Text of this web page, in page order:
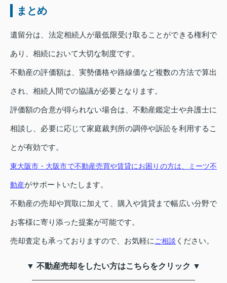
まとめ
遺留分は、法定相続人が最低限受け取ることができる権利で
あり、相続において大切な制度です。
不動産の評価額は、実勢価格や路線価など複数の方法で算出
され、相続人間での協議が必要となります。
評価額の合意が得られない場合は、不動産鑑定士や弁護士に
相談し、必要に応じて家庭裁判所の調停や訴訟を利用するこ
とが有効です。
東大阪市・大阪市で不動産売買や賃貸にお困りの方は、ミーツ不
動産がサポートいたします。
不動産の売却や買取に加えて、購入や賃貸まで幅広い分野で
お客様に寄り添った提案が可能です。
売却査定も承っておりますので、お気軽にご相談 ください。
▼ 不動産売却をしたい方はこちらをクリック ▼